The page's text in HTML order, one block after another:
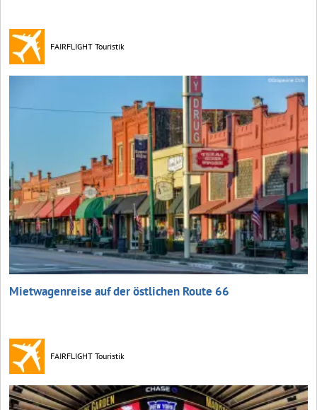
FAIRFLIGHT Touristik
Mietwagenreise auf der östlichen Route 66
FAIRFLIGHT Touristik